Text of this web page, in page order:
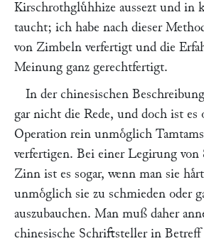
Kirschrothgluͤhhize aussezt und in
taucht; ich habe nach dieser
von Zimbeln verfertigt und die
Meinung ganz gerechtfertigt.
In der chinesischen
gar nicht die Rede, und doch ist es
Operation rein unmoͤglich
verfertigen. Bei einer Legirung von
Zinn ist es sogar, wenn man sie
unmoͤglich sie zu schmieden oder
auszubauchen. Man muß daher
chinesische Schriftsteller in Betreff